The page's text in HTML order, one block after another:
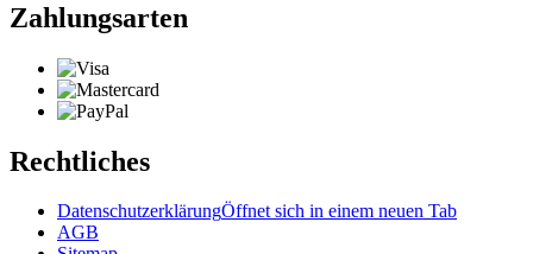
Zahlungsarten
Rechtliches
DatenschutzerklärungÖffnet sich in einem neuen Tab
AGB